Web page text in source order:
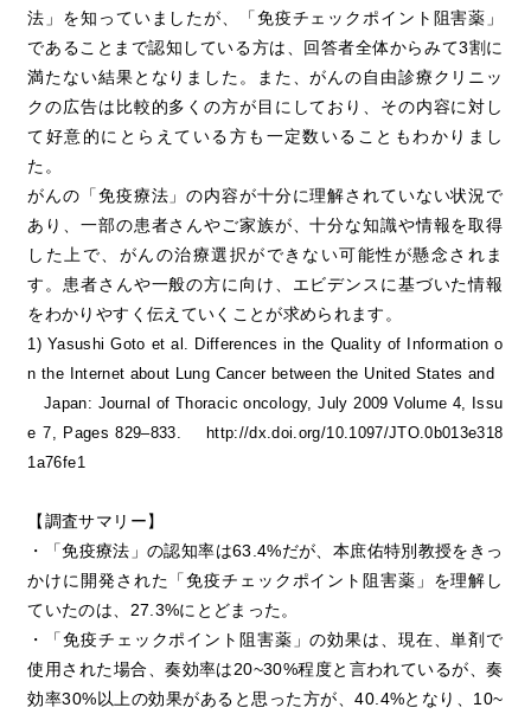
法」を知っていましたが、「免疫チェックポイント阻害薬」
であることまで認知している方は、回答者全体からみて3割に
満たない結果となりました。また、がんの自由診療クリニッ
クの広告は比較的多くの方が目にしており、その内容に対し
て好意的にとらえている方も一定数いることもわかりまし
た。
がんの「免疫療法」の内容が十分に理解されていない状況で
あり、一部の患者さんやご家族が、十分な知識や情報を取得
した上で、がんの治療選択ができない可能性が懸念されま
す。患者さんや一般の方に向け、エビデンスに基づいた情報
をわかりやすく伝えていくことが求められます。
1) Yasushi Goto et al. Differences in the Quality of Information o
n the Internet about Lung Cancer between the United States and
Japan: Journal of Thoracic oncology, July 2009 Volume 4, Issu
e 7, Pages 829–833. http://dx.doi.org/10.1097/JTO.0b013e318
1a76fe1
【調査サマリー】
・「免疫療法」の認知率は63.4%だが、本庶佑特別教授をきっ
かけに開発された「免疫チェックポイント阻害薬」を理解し
ていたのは、27.3%にとどまった。
・「免疫チェックポイント阻害薬」の効果は、現在、単剤で
使用された場合、奏効率は20~30%程度と言われているが、奏
効率30%以上の効果があると思った方が、40.4%となり、10~